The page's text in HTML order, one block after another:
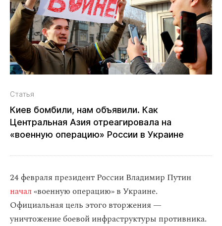
Статья
Киев бомбили, нам объявили. Как
Центральная Азия отреагировала на
«военную операцию» России в Украине
24 февраля президент России Владимир Путин
начал«военную операцию» в Украине.
Официальная цель этого вторжения —
уничтожение боевой инфраструктуры противника.